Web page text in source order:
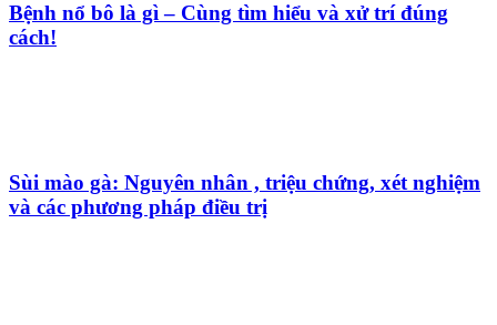
Bệnh nổ bô là gì – Cùng tìm hiểu và xử trí đúng
cách!
Sùi mào gà: Nguyên nhân , triệu chứng, xét nghiệm
và các phương pháp điều trị